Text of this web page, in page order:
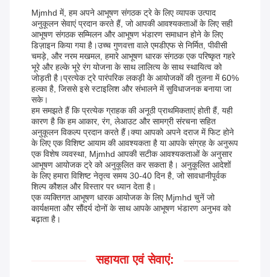
Mjmhd में, हम अपने आभूषण संगठक ट्रे के लिए व्यापक उत्पाद
अनुकूलन सेवाएं प्रदान करते हैं, जो आपकी आवश्यकताओं के लिए सही
आभूषण संगठक सम्मिलन और आभूषण भंडारण समाधान होने के लिए
डिज़ाइन किया गया है।उच्च गुणवत्ता वाले एमडीएफ से निर्मित, पीवीसी
चमड़े, और नरम मखमल, हमारे आभूषण धारक संगठक एक परिष्कृत गहरे
भूरे और हल्के भूरे रंग योजना के साथ लालित्य के साथ स्थायित्व को
जोड़ती है।प्रत्येक ट्रे पारंपरिक लकड़ी के आयोजकों की तुलना में 60%
हल्का है, जिससे इसे स्टाइलिश और संभालने में सुविधाजनक बनाया जा
सके।
हम समझते हैं कि प्रत्येक ग्राहक की अनूठी प्राथमिकताएं होती हैं, यही
कारण है कि हम आकार, रंग, लेआउट और सामग्री संरचना सहित
अनुकूलन विकल्प प्रदान करते हैं।क्या आपको अपने दराज में फिट होने
के लिए एक विशिष्ट आयाम की आवश्यकता है या आपके संग्रह के अनुरूप
एक विशेष व्यवस्था, Mjmhd आपकी सटीक आवश्यकताओं के अनुसार
आभूषण आयोजक ट्रे को अनुकूलित कर सकता है। अनुकूलित आदेशों
के लिए हमारा विशिष्ट नेतृत्व समय 30-40 दिन है, जो सावधानीपूर्वक
शिल्प कौशल और विस्तार पर ध्यान देता है।
एक व्यक्तिगत आभूषण धारक आयोजक के लिए Mjmhd चुनें जो
कार्यक्षमता और सौंदर्य दोनों के साथ आपके आभूषण भंडारण अनुभव को
बढ़ाता है।
सहायता एवं सेवाएं: